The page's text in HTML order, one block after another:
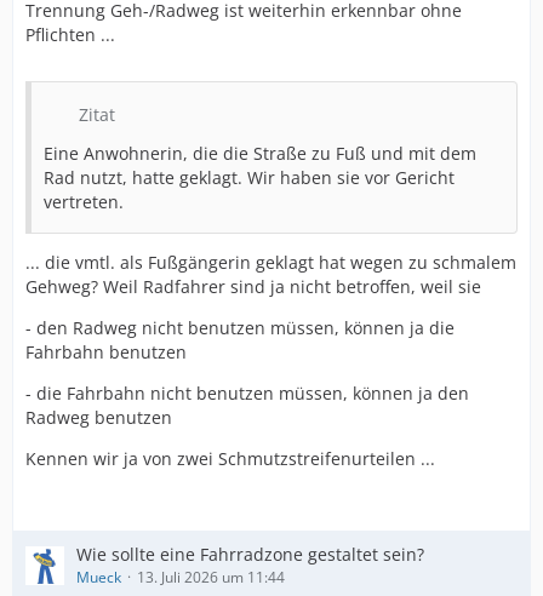
Trennung Geh-/Radweg ist weiterhin erkennbar ohne
Pflichten ...
Zitat
Eine Anwohnerin, die die Straße zu Fuß und mit dem
Rad nutzt, hatte geklagt. Wir haben sie vor Gericht
vertreten.
... die vmtl. als Fußgängerin geklagt hat wegen zu schmalem
Gehweg? Weil Radfahrer sind ja nicht betroffen, weil sie
- den Radweg nicht benutzen müssen, können ja die
Fahrbahn benutzen
- die Fahrbahn nicht benutzen müssen, können ja den
Radweg benutzen
Kennen wir ja von zwei Schmutzstreifenurteilen ...
Wie sollte eine Fahrradzone gestaltet sein?
Mueck 13. Juli 2026 um 11:44